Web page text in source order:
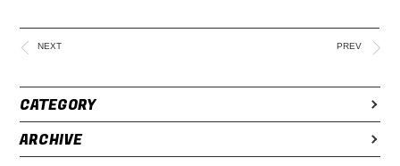
NEXT PREV
CATEGORY
ARCHIVE